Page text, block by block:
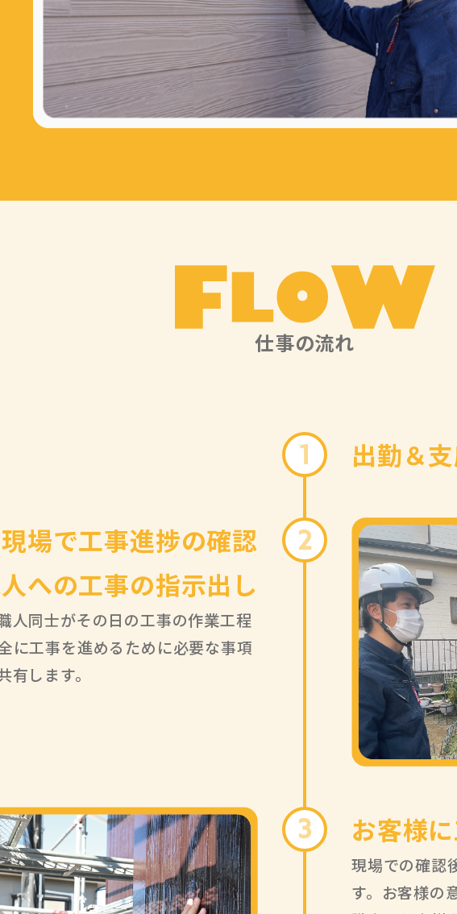
仕事の流れ
出勤＆
1
現場で工事進捗の確認
への工事の指示出し
人同士がその日の工事の作業工程
に工事を進めるために必要な事項
有します。
2
お客様
現場での確認
す。お客様の
3